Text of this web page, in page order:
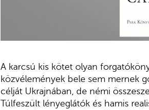
A karcsú kis kötet olyan
közvélemények bele sem mernek
célját Ukrajnában, de némi
Túlfeszült lényeglátók és hamis